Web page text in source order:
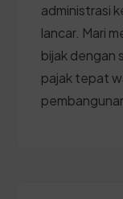
administrasi
lancar. Mari
bijak dengan
pajak tepat